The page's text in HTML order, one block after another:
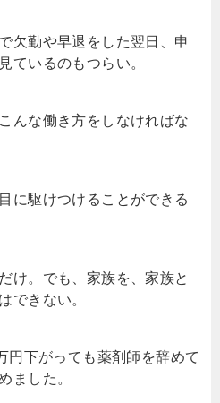
欠勤や早退をした翌日、申
ているのもつらい。
んな働き方をしなければな
に駆けつけることができる
け。でも、家族を、家族と
できない。
円下がっても薬剤師を辞めて
ました。